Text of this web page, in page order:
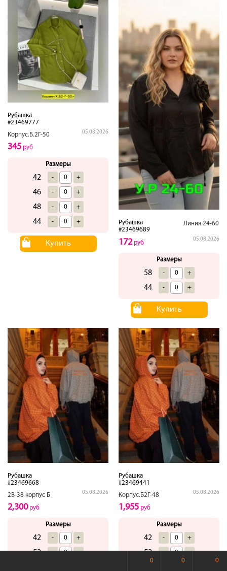
Рубашка
#23469777
Корпус.Б.2Г-50
05.08.2026
345 руб
Размеры
42 - +
46 - +
48 - +
44 - +
Купить
Рубашка
#23469689
Линия.24-60
05.08.2026
172руб
Размеры
58 - +
44 - +
Купить
Рубашка
#23469668
2В-38 корпус Б
05.08.2026
2,300руб
Размеры
42 - +
52 - +
Рубашка
#23469441
Корпус.Б2Г-48
05.08.2026
1,955 руб
Размеры
42 - +
52 - +
0 0 0